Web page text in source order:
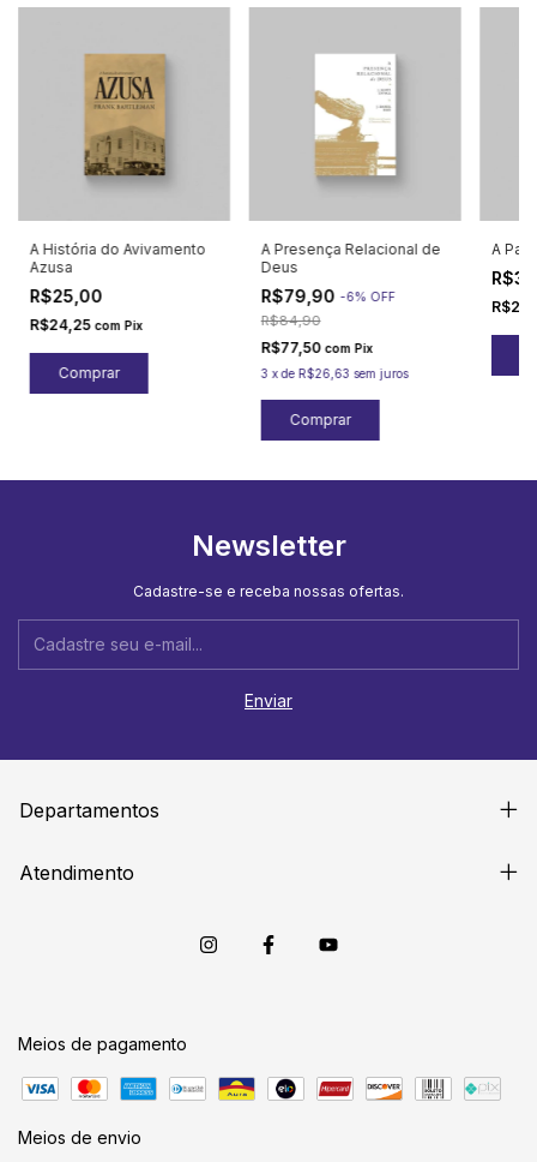
A História do Avivamento
Azusa
R$25,00
R$24,25 com Pix
A Presença Relacional de
Deus
R$79,90 -6% OFF
R$84,90
R$77,50 com Pix
3 xde R$26,63 sem juros
A
Newsletter
Cadastre-se e receba nossas ofertas.
Departamentos
Atendimento
Meios de pagamento
Meios de envio